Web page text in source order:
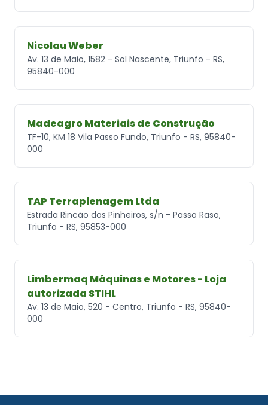
Nicolau Weber
Av. 13 de Maio, 1582 - Sol Nascente, Triunfo - RS,
95840-000
Madeagro Materiais de Construção
TF-10, KM 18 Vila Passo Fundo, Triunfo - RS, 95840-
000
TAP Terraplenagem Ltda
Estrada Rincão dos Pinheiros, s/n - Passo Raso,
Triunfo - RS, 95853-000
Limbermaq Máquinas e Motores - Loja
autorizada STIHL
Av. 13 de Maio, 520 - Centro, Triunfo - RS, 95840-
000